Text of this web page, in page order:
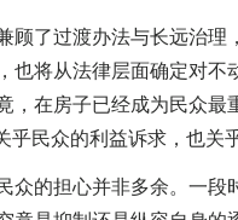
了过渡办法与长远治理
也将从法律层面确定对
，在房子已经成为民众
乎民众的利益诉求，也关
的担心并非多余。一段